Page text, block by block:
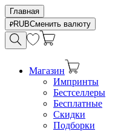
Главная
RUBСменить валюту
Магазин
Импринты
Бестселлеры
Бесплатные
Скидки
Подборки